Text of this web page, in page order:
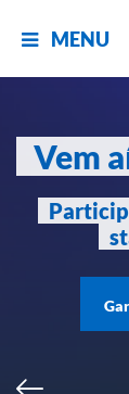
MENU